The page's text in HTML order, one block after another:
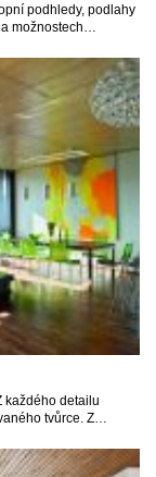
podhledy, podlahy
a možnostech…
každého detailu
tvůrce. Z…